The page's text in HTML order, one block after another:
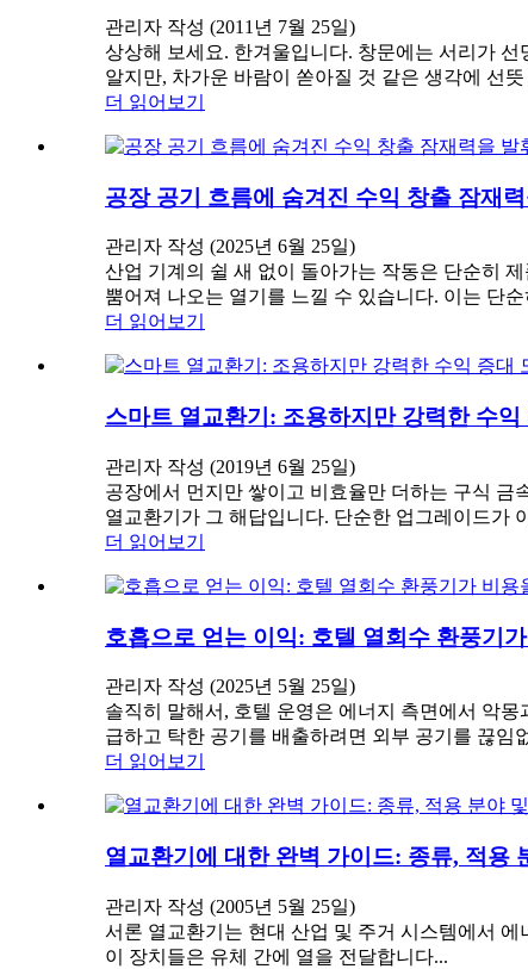
관리자 작성 (2011년 7월 25일)
상상해 보세요. 한겨울입니다. 창문에는 서리가
알지만, 차가운 바람이 쏟아질 것 같은 생각에 선
더 읽어보기
공장 공기 흐름에 숨겨진 수익 창출 잠재
관리자 작성 (2025년 6월 25일)
산업 기계의 쉴 새 없이 돌아가는 작동은 단순히
뿜어져 나오는 열기를 느낄 수 있습니다. 이는 단
더 읽어보기
스마트 열교환기: 조용하지만 강력한 수익
관리자 작성 (2019년 6월 25일)
공장에서 먼지만 쌓이고 비효율만 더하는 구식 금
열교환기가 그 해답입니다. 단순한 업그레이드가
더 읽어보기
호흡으로 얻는 이익: 호텔 열회수 환풍기
관리자 작성 (2025년 5월 25일)
솔직히 말해서, 호텔 운영은 에너지 측면에서 악
급하고 탁한 공기를 배출하려면 외부 공기를 끊임
더 읽어보기
열교환기에 대한 완벽 가이드: 종류, 적용
관리자 작성 (2005년 5월 25일)
서론 열교환기는 현대 산업 및 주거 시스템에서
이 장치들은 유체 간에 열을 전달합니다...